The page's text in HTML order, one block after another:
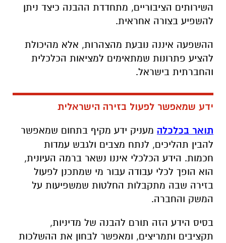
השירותים הציבוריים, מתחדדת ההבנה כיצד ניתן
להשפיע בצורה אחראית.
ההשפעה איננה נובעת מהצהרות, אלא מהיכולת
להציע פתרונות שמתאימים למציאות הכלכלית
והחברתית בישראל.
ידע שמאפשר לפעול בזירה הישראלית
תואר בכלכלה מעניק ידע מקיף בתחום שמאפשר
להבין תהליכים, לנתח מצבים ולגבש עמדות
חכמות. הידע הכלכלי איננו נשאר ברמה העיונית,
הוא הופך לכלי עבודה עבור מי שמתכנן לפעול
בזירה שבה מתקבלות החלטות שמשפיעות על
המשק והחברה.
בסיס הידע הזה תורם להבנה של מדיניות,
תקציבים ותמריצים, ומאפשר לבחון את ההשלכות